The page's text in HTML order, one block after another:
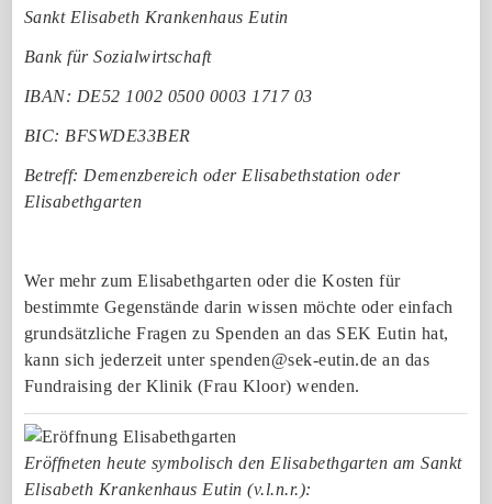
Sankt Elisabeth Krankenhaus Eutin
Bank für Sozialwirtschaft
IBAN: DE52 1002 0500 0003 1717 03
BIC: BFSWDE33BER
Betreff: Demenzbereich oder Elisabethstation oder
Elisabethgarten
Wer mehr zum Elisabethgarten oder die Kosten für
bestimmte Gegenstände darin wissen möchte oder einfach
grundsätzliche Fragen zu Spenden an das SEK Eutin hat,
kann sich jederzeit unter spenden@sek-eutin.de an das
Fundraising der Klinik (Frau Kloor) wenden.
Eröffneten heute symbolisch den Elisabethgarten am Sankt
Elisabeth Krankenhaus Eutin (v.l.n.r.):